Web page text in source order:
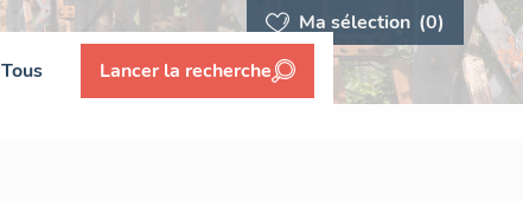
Ma sélection (0)
Tous Lancer la recherche